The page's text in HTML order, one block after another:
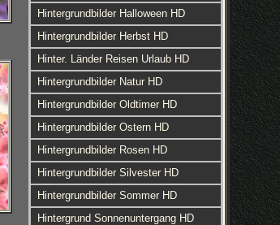
Hintergrundbilder Halloween HD
Hintergrundbilder Herbst HD
Hinter. Länder Reisen Urlaub HD
Hintergrundbilder Natur HD
Hintergrundbilder Oldtimer HD
Hintergrundbilder Ostern HD
Hintergrundbilder Rosen HD
Hintergrundbilder Silvester HD
Hintergrundbilder Sommer HD
Hintergrund Sonnenuntergang HD